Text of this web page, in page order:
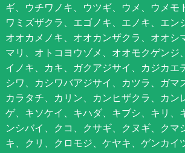
ギ、ウチワノキ、ウツギ、ウメ、ウメモ
ワミズザクラ、エゴノキ、エノキ、エン
オオカメノキ、オオカンザクラ、オオシ
マリ、オトコヨウゾメ、オオモクゲンジ
イノキ、カキ、ガクアジサイ、カジカエ
シワ、カシワバアジサイ、カツラ、ガマ
カラタチ、カリン、カンヒザクラ、カン
ゲ、キソケイ、キハダ、キブシ、キリ、
ンシバイ、クコ、クサギ、クヌギ、クマ
キ、クリ、クロモジ、ケヤキ、ゲンカイ